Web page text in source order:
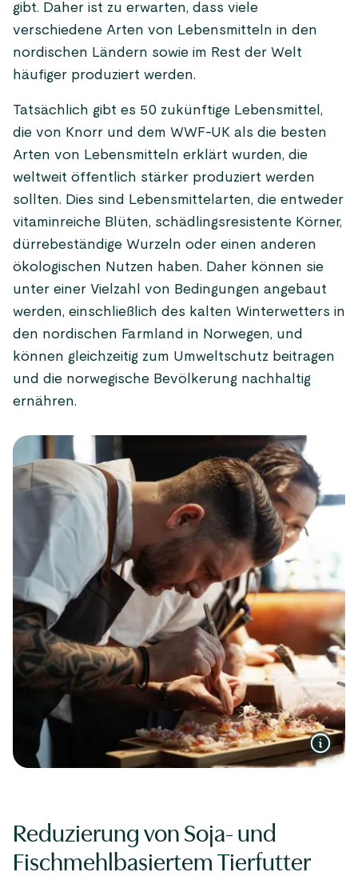
gibt. Daher ist zu erwarten, dass viele
verschiedene Arten von Lebensmitteln in den
nordischen Ländern sowie im Rest der Welt
häufiger produziert werden.
Tatsächlich gibt es 50 zukünftige Lebensmittel,
die von Knorr und dem WWF-UK als die besten
Arten von Lebensmitteln erklärt wurden, die
weltweit öffentlich stärker produziert werden
sollten. Dies sind Lebensmittelarten, die entweder
vitaminreiche Blüten, schädlingsresistente Körner,
dürrebeständige Wurzeln oder einen anderen
ökologischen Nutzen haben. Daher können sie
unter einer Vielzahl von Bedingungen angebaut
werden, einschließlich des kalten Winterwetters in
den nordischen Farmland in Norwegen, und
können gleichzeitig zum Umweltschutz beitragen
und die norwegische Bevölkerung nachhaltig
ernähren.
Reduzierung von Soja- und
Fischmehlbasiertem Tierfutter